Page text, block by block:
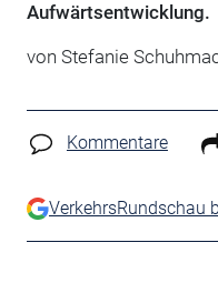
Aufwärtsentwicklung.
von Stefanie
Kommentare
VerkehrsRundschau